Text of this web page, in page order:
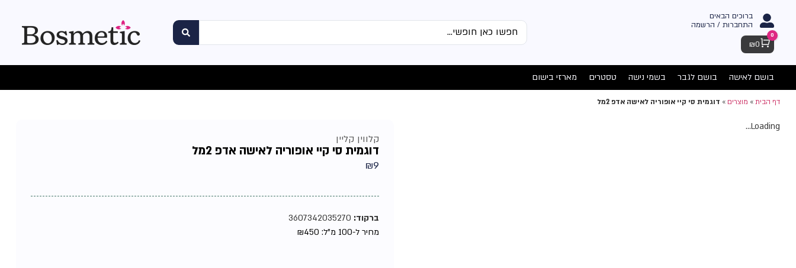
ברוכים הבאים
התחברות / הרשמה
Cart
0
₪0
בושם לאישה בושם לגבר בשמי נישה טסטרים מארזי בישום
דף הבית» מוצרים» דוגמית סי קיי אופוריה לאישה אדפ 2מל
Loading...
קלווין קליין
דוגמית סי קיי אופוריה לאישה אדפ 2מל
₪9
ברקוד:
מחיר ל-100 מ"ל:
₪450